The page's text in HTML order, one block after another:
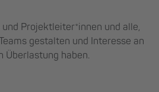
Projektleiter*innen und alle,
gestalten und Interesse an
Überlastung haben.